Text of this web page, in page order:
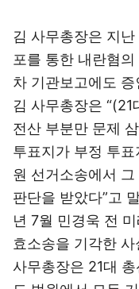
김 사무총장은 지
포를 통한 내란혐
차 기관보고에도
김 사무총장은
전산 부분만 문제
투표지가 부정 투표
원 선거소송에서
판단을 받았다”고
년 7월 민경욱 전
효소송을 기각한
사무총장은 21대